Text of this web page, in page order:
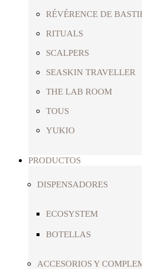
RÉVÉRENCE DE
RITUALS
SCALPERS
SEASKIN TRAVELLER
THE LAB ROOM
TOUS
YUKIO
PRODUCTOS
DISPENSADORES
ECOSYSTEM
BOTELLAS
ACCESORIOS Y